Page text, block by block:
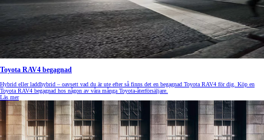
Toyota RAV4 begagnad
Hybrid eller laddhybrid – oavsett vad du är ute efter så finns det en begagnad Toyota RAV4 för dig. Köp en
Toyota RAV4 begagnad hos någon av våra många Toyota-återförsäljare.
Läs mer